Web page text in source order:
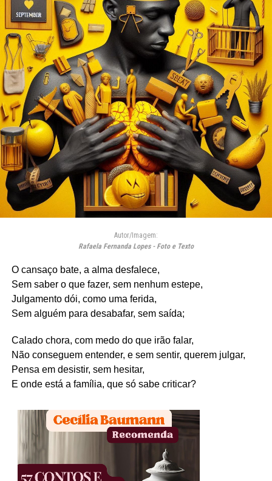
Autor/Imagem:
Rafaela Fernanda Lopes - Foto e Texto
O cansaço bate, a alma desfalece,
Sem saber o que fazer, sem nenhum estepe,
Julgamento dói, como uma ferida,
Sem alguém para desabafar, sem saída;
Calado chora, com medo do que irão falar,
Não conseguem entender, e sem sentir, querem julgar,
Pensa em desistir, sem hesitar,
E onde está a família, que só sabe criticar?